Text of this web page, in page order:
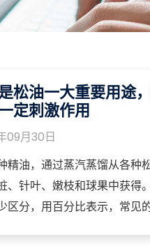
松油一大重要用途
定刺激作用
09月30日
精油，通过蒸汽蒸馏从各种
、针叶、嫩枝和球果中获得
区分，用百分比表示，常见